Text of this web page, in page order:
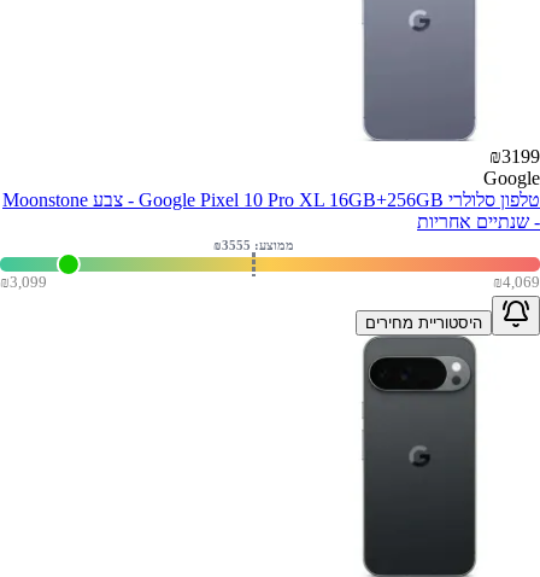
₪3199
Google
טלפון סלולרי Google Pixel 10 Pro XL 16GB+256GB - צבע Moonstone
- שנתיים אחריות
₪3,099 ₪4,069
ממוצע: ₪ 3555
היסטוריית מחירים